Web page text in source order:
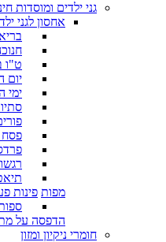
גני ילדים ומוסדות
אחסון לגני
ט"ו
יום
ימי
פסח
מפות פינות
הדפסה על
חומרי ניקיון ומזון